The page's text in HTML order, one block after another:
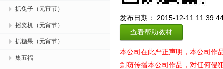
抓兔子（元宵节）
摇奖机（元宵节）
抓糖果（元宵节）
集五福
发布日期： 2015-12-11 11:39:44
查看帮助教材
本公司在此严正声明，本公司作
剽窃传播本公司作品，对任何侵